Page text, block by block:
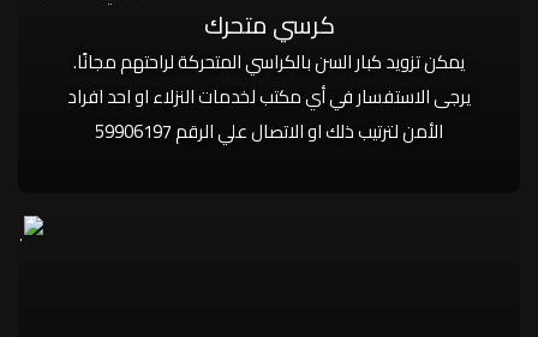
كرسي متحرك
يمكن تزويد كبار السن بالكراسي المتحركة لراحتهم مجانًا.
يرجى الاستفسار في أي مكتب لخدمات النزلاء او احد افراد
الأمن لترتيب ذلك او الاتصال علي الرقم 59906197